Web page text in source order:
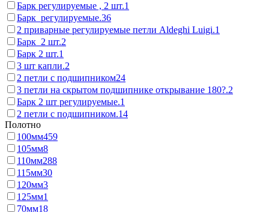
Барк регулируемые , 2 шт.1
Барк регулируемые.36
2 приварные регулируемые петли Aldeghi Luigi.1
Барк 2 шт.2
Барк 2 шт.1
3 шт капли.2
2 петли с подшипником24
3 петли на скрытом подшипнике открывание 180?.2
Барк 2 шт регулируемые.1
2 петли с подшипником.14
Полотно
100мм459
105мм8
110мм288
115мм30
120мм3
125мм1
70мм18